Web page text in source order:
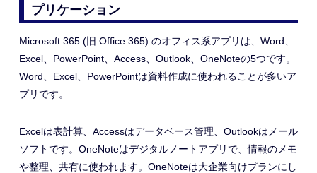
プリケーション
Microsoft 365 (旧 Office 365) のオフィス系アプリは、Word、
Excel、PowerPoint、Access、Outlook、OneNoteの5つです。
Word、Excel、PowerPointは資料作成に使われることが多いア
プリです。
Excelは表計算、Accessはデータベース管理、Outlookはメール
ソフトです。OneNoteはデジタルノートアプリで、情報のメモ
や整理、共有に使われます。OneNoteは大企業向けプランにし